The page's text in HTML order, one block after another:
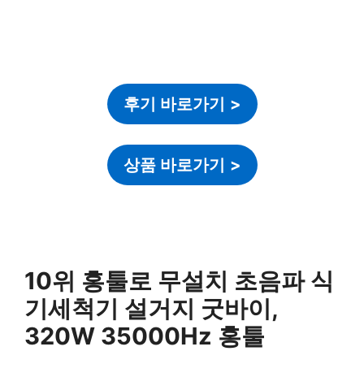
후기 바로가기 >
상품 바로가기 >
10위 홍툴로 무설치 초음파 식
기세척기 설거지 굿바이,
320W 35000Hz 홍툴